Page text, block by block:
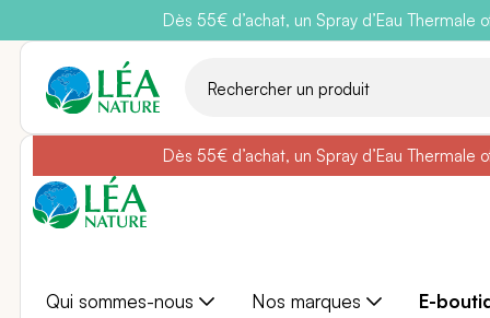
Belle
Dès 55€ d’achat, un Spray d’Eau
Aller
contenu
Belle
Dès 55€ d’achat, un Spray d’Eau
Qui sommes-nous Nos marques E-